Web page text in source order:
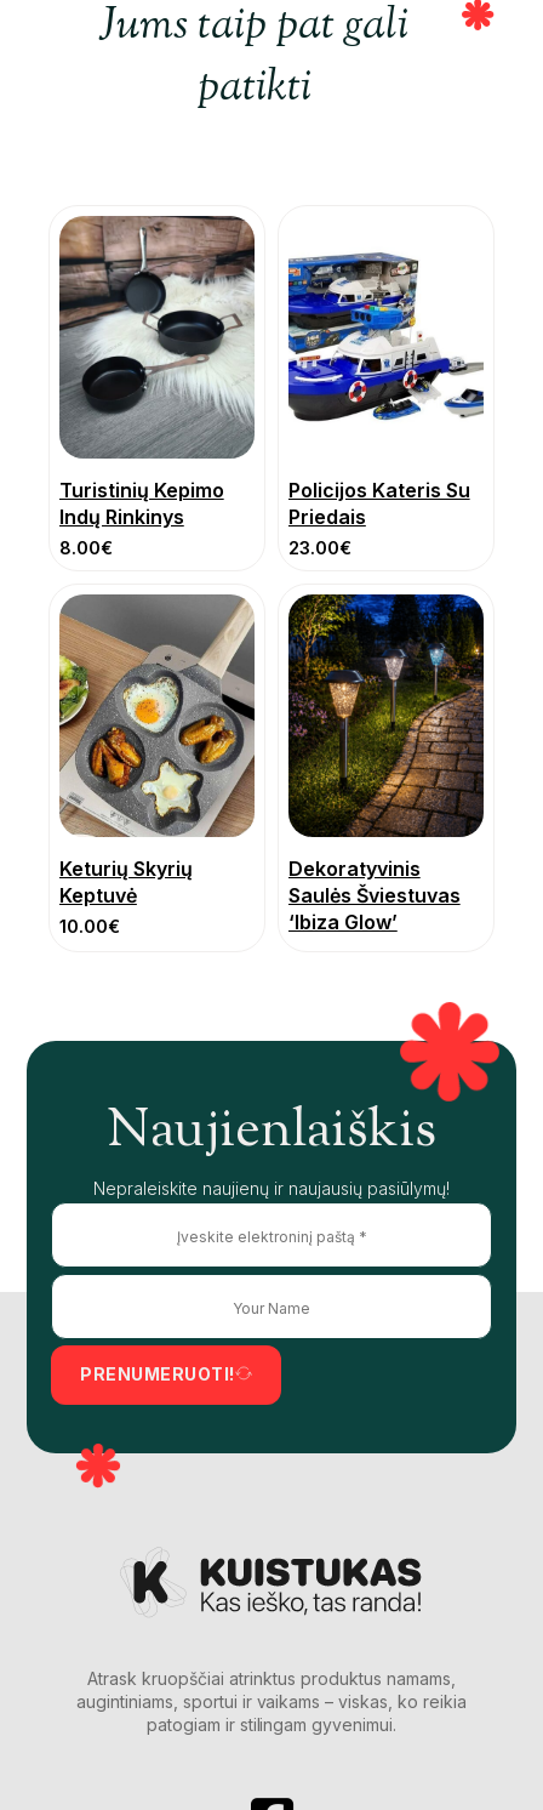
Jums taip pat gali
patikti
Turistinių Kepimo
Indų Rinkinys
8.00€
Policijos Kateris Su
Priedais
23.00€
Keturių Skyrių
Keptuvė
10.00€
Dekoratyvinis
Saulės Šviestuvas
‘Ibiza Glow’
Naujienlaiškis
Nepraleiskite naujienų ir naujausių pasiūlymų!
PRENUMERUOTI!
Atrask kruopščiai atrinktus produktus namams,
augintiniams, sportui ir vaikams – viskas, ko reikia
patogiam ir stilingam gyvenimui.